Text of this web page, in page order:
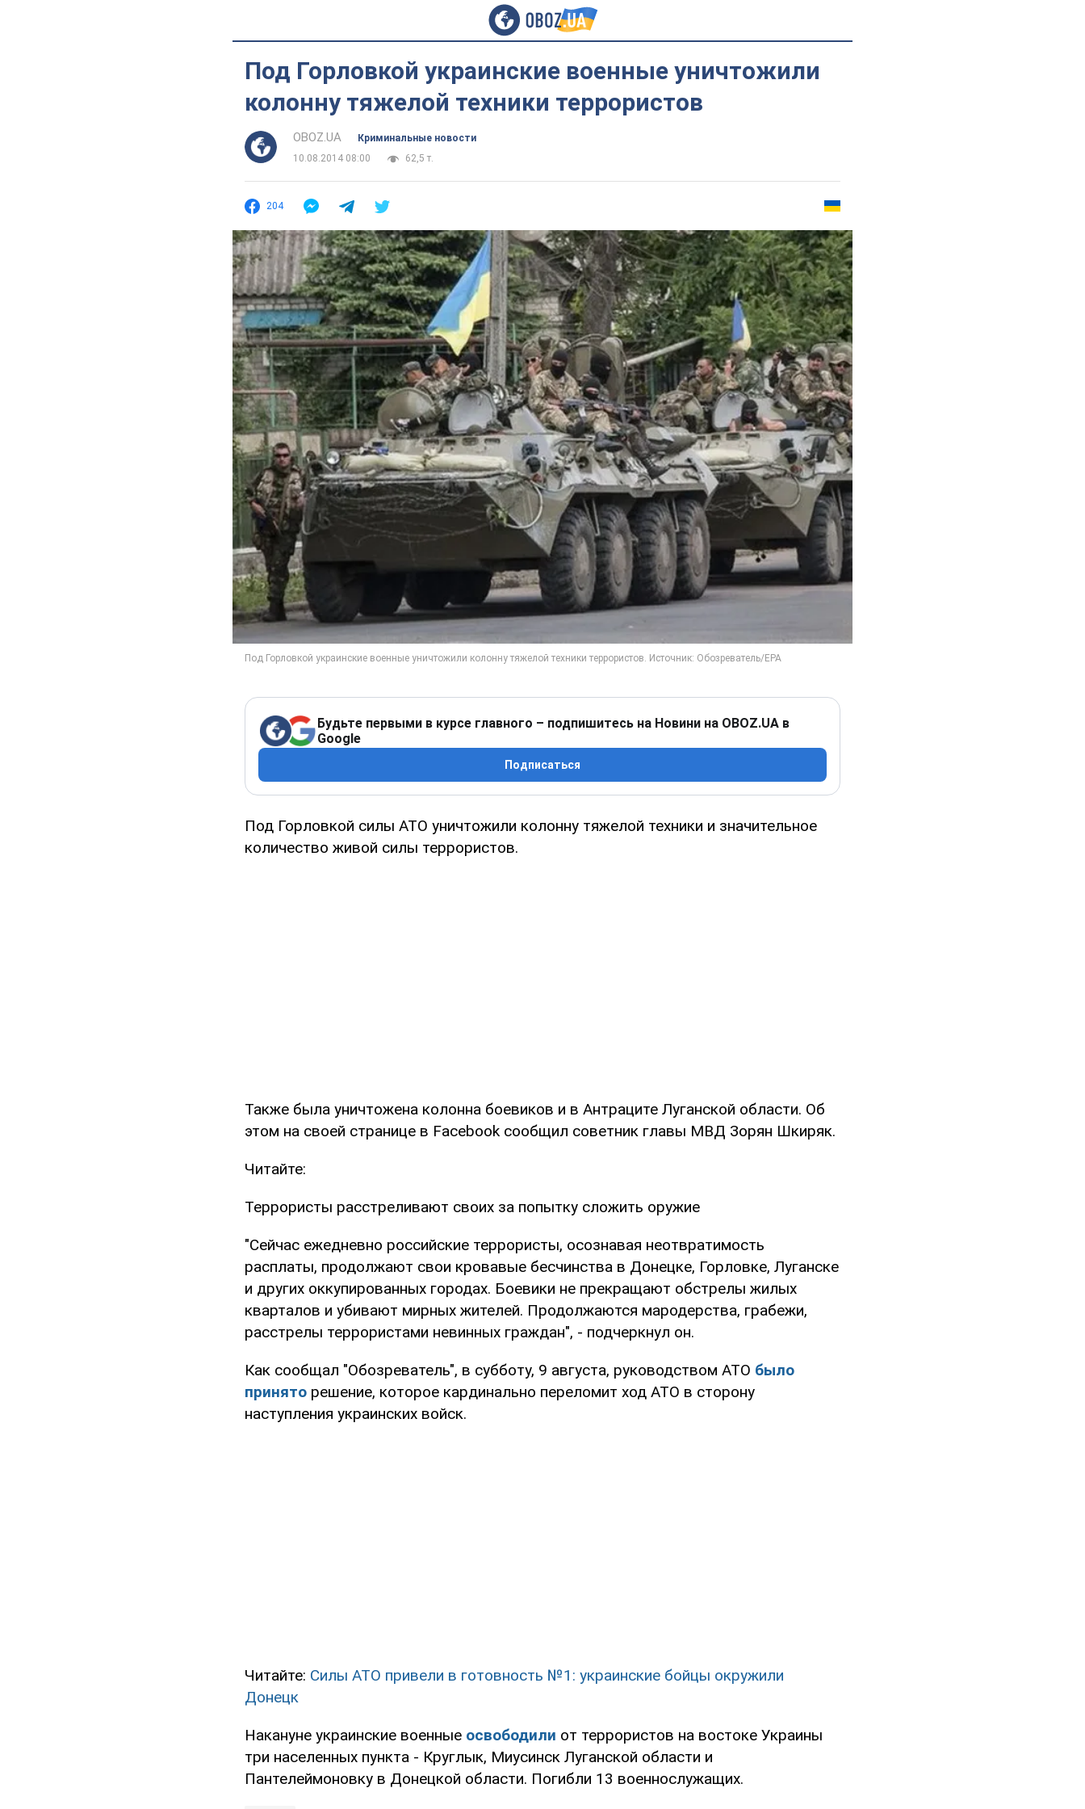
Под Горловкой украинские военные уничтожили
колонну тяжелой техники террористов
OBOZ.UA
Криминальные новости
10.08.2014 08:00
62,5 т.
204
Будьте первыми в курсе главного – подпишитесь на Новини на OBOZ.UA в
Google
Подписаться
Под Горловкой силы АТО уничтожили колонну тяжелой техники и значительное
количество живой силы террористов.
Также была уничтожена колонна боевиков и в Антраците Луганской области. Об
этом на своей странице в Facebook сообщил советник главы МВД Зорян Шкиряк.
Читайте:
Террористы расстреливают своих за попытку сложить оружие
"Сейчас ежедневно российские террористы, осознавая неотвратимость
расплаты, продолжают свои кровавые бесчинства в Донецке, Горловке, Луганске
и других оккупированных городах. Боевики не прекращают обстрелы жилых
кварталов и убивают мирных жителей. Продолжаются мародерства, грабежи,
расстрелы террористами невинных граждан", - подчеркнул он.
Как сообщал "Обозреватель", в субботу, 9 августа, руководством АТО было
принято решение, которое кардинально переломит ход АТО в сторону
наступления украинских войск.
Читайте: Силы АТО привели в готовность №1: украинские бойцы окружили
Донецк
Накануне украинские военные освободили от террористов на востоке Украины
три населенных пункта - Круглык, Миусинск Луганской области и
Пантелеймоновку в Донецкой области. Погибли 13 военнослужащих.